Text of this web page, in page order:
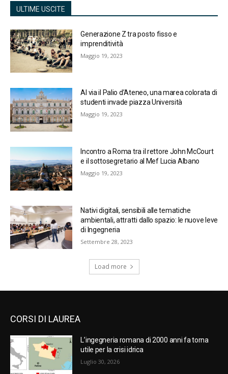
ULTIME USCITE
Generazione Z tra posto fisso e
imprenditività
Maggio 19, 2023
Al via il Palio d’Ateneo, una marea colorata di
studenti invade piazza Università
Maggio 19, 2023
Incontro a Roma tra il rettore John McCourt
e il sottosegretario al Mef Lucia Albano
Maggio 19, 2023
Nativi digitali, sensibili alle tematiche
ambientali, attratti dallo spazio: le nuove leve
di Ingegneria
Settembre 28, 2023
Load more
CORSI DI LAUREA
L’ingegneria romana di 2000 anni fa torna
utile per la crisi idrica
Luglio 30, 2026